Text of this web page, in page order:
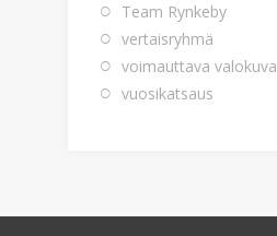
Team Rynkeby
vertaisryhmä
voimauttava valokuva
vuosikatsaus